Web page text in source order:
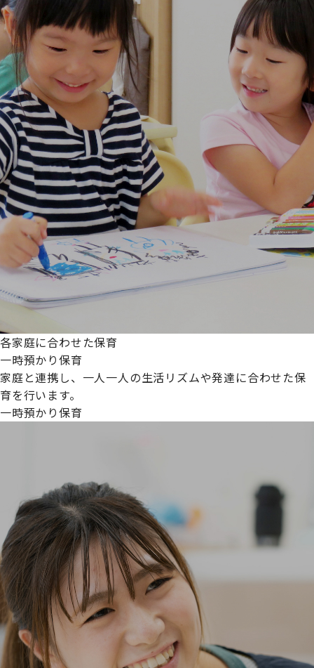
各家庭に合わせた保育
一時預かり保育
家庭と連携し、一人一人の生活リズムや発達に合わせた保
育を行います。
一時預かり保育